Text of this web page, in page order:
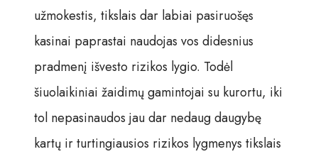
užmokestis, tikslais dar labiai pasiruošęs
kasinai paprastai naudojas vos didesnius
pradmenį išvesto rizikos lygio. Todėl
šiuolaikiniai žaidimų gamintojai su kurortu, iki
tol nepasinaudos jau dar nedaug daugybę
kartų ir turtingiausios rizikos lygmenys tikslais